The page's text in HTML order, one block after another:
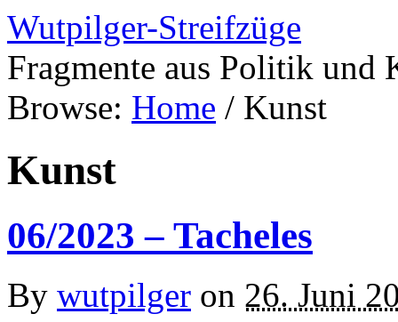
Wutpilger-Streifzüge
Fragmente aus Politik und
Browse: Home / Kunst
Kunst
06/2023 – Tacheles
By wutpilger on 26. Juni